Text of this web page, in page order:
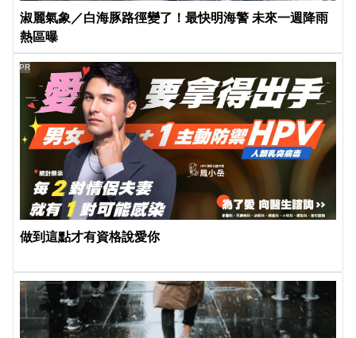
淑麗氣象／白海豚路徑變了！最快明海警 未來一週降雨
熱區曝
做到這點才有資格說愛你
PR